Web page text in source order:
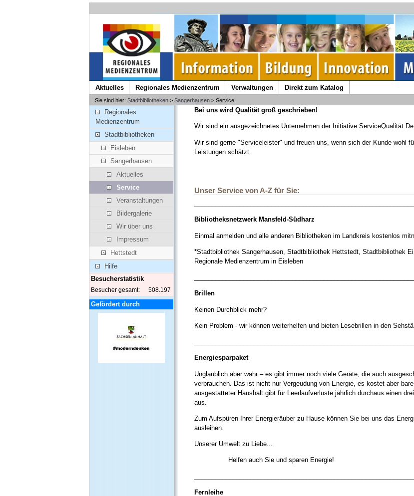
Aktuelles Regionales Medienzentrum Verwaltungen Direkt zum Katalog
Sie sind hier: Stadtbibliotheken> Sangerhausen> Service
Regionales
Medienzentrum
Stadtbibliotheken
Eisleben
Sangerhausen
Aktuelles
Service
Veranstaltungen
Bildergalerie
Wir über uns
Impressum
Hettstedt
Hilfe
Besucherstatistik
Besucher gesamt: 508.197
Gefördert durch
Bei uns wird Qualität groß geschrieben!
Wir sind ein ausgezeichnetes Unternehmen der Initiative ServiceQualität
Wir sind gerne "Serviceleister" und freuen uns, wenn sich der Kunde wohl
Leistungen schätzt.
Unser Service von A-Z für Sie:
Bibliotheksnetzwerk Mansfeld-Südharz
Einmal anmelden und alle anderen Bibliotheken im Landkreis kostenlos
*Stadtbibliothek Sangerhausen, Stadtbibliothek Hettstedt, Stadtbibliothek
Regionale Medienzentrum in Eisleben
Brillen
Keinen Durchblick mehr?
Kein Problem - wir können weiterhelfen und bieten Lesebrillen in den
Energiesparpaket
Unglaublich aber wahr – es gibt immer noch viele Geräte, die auch
verbrauchen. Das ist nicht nur Vergeudung von Energie, es kostet aber
ausgestatteter Haushalt gibt für Leerlaufverluste jährlich durchaus einen
aus.
Zum Aufspüren Ihrer Energieräuber zu Hause können Sie bei uns das
ausleihen.
Unserer Umwelt zu Liebe...
Helfen auch Sie und sparen Energie!
Fernleihe